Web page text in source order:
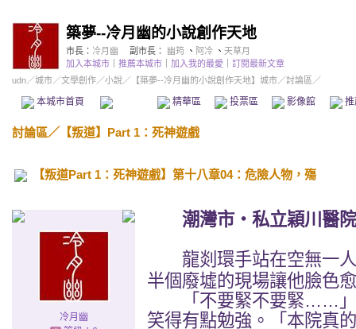
築夢--冷月幽的小說創作天地
市長： 冷月幽 副市長： 幽筠 、 阿冷 、 天草月
加入本城市
推薦本城市 加入我的最愛
訂閱最新文章
udn／城市／文學創作／小說／ 【築夢--冷月幽的小說創作天地】城市／討論區／
本城市首頁 精華區 投票區 影像館
討論區／ 【叛道】Part 1：死神遊戲
【叛道Part 1：死神遊戲】第十八章04：危險人物，殤
冷月幽
潮灣市‧私立穎川醫院
龍剡環手站在空無一
半個廢墟的現場讓他臉色
「不要緊不要緊……」
笑得有點勉強。「本院真